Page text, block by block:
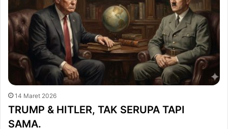
14 Maret 2026
TRUMP & HITLER, TAK SERUPA TAPI
SAMA.